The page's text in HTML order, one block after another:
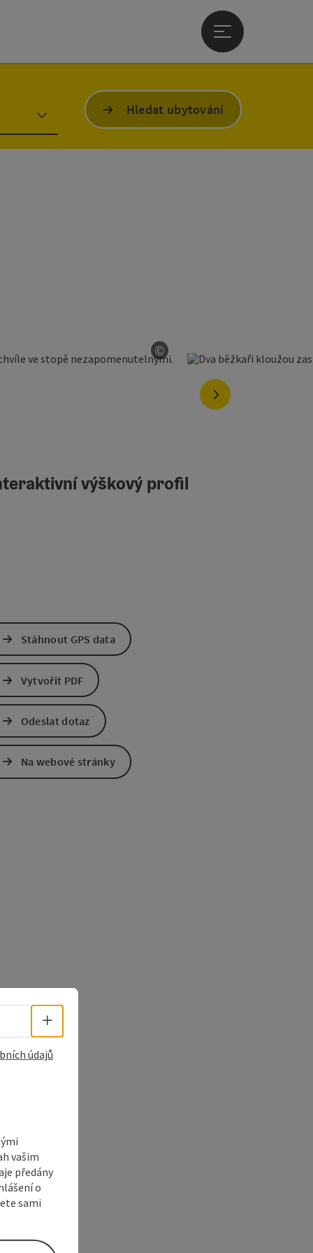
Otevřít hlavní
Hledat ubytování
©
otevřít copyright
nächstes Element
GoogleApple
výškový profil
Stáhnout GPS data
Vytvořit PDF
Odeslat dotaz
Na webové stránky
Volba jazyka - Otevřít menu
údajů
vašim
předány
o
sami